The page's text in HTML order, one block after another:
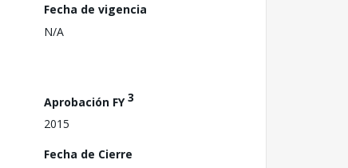
Fecha de vigencia
N/A
Aprobación FY3
2015
Fecha de Cierre